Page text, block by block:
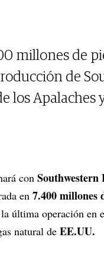
millones de
de
los Apalaches
con Southwestern
en 7.400 millones
última operación en
natural de EE.UU.